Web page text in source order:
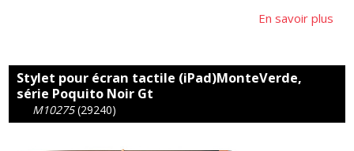
En savoir plus
Stylet pour écran tactile (iPad)MonteVerde,
série Poquito Noir Gt
M10275 (29240)